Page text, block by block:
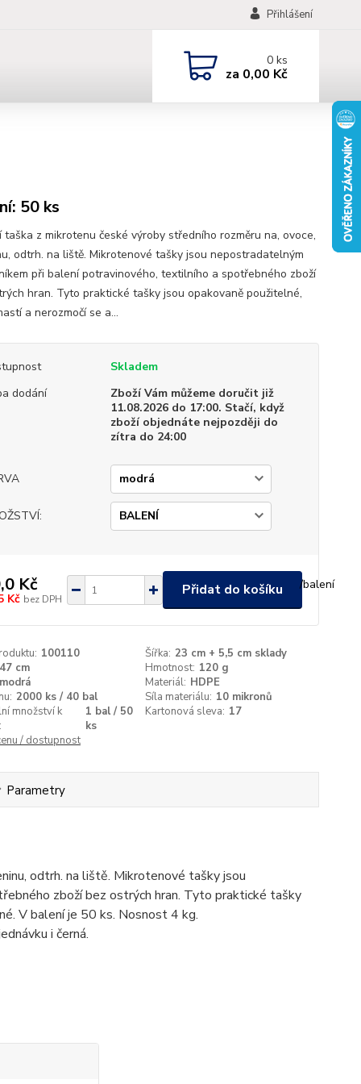
Přihlášení
0ks
za 0,00 Kč
50 ks
taška z mikrotenu české výroby středního rozměru na, ovoce,
odtrh. na liště. Mikrotenové tašky jsou nepostradatelným
při balení potravinového, textilního a spotřebného zboží
hran. Tyto praktické tašky jsou opakovaně použitelné,
a nerozmočí se a...
Skladem
dodání
Zboží Vám můžeme doručit již
11.08.2026 do 17:00. Stačí, když
zboží objednáte nejpozději do
zítra do 24:00
Kč /balení
Kč bez DPH
Přidat do košíku
100110 Šířka: 23 cm + 5,5 cm sklady
47 cm Hmotnost: 120 g
modrá Materiál: HDPE
2000 ks / 40 bal Síla materiálu: 10 mikronů
množství k
1 bal / 50
ks
Kartonová sleva: 17
/ dostupnost
Parametry
odtrh. na liště. Mikrotenové tašky jsou
zboží bez ostrých hran. Tyto praktické tašky
V balení je 50 ks. Nosnost 4 kg.
i černá.